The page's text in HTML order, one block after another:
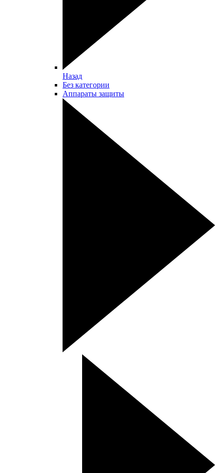
Назад
Без категории
Аппараты защиты